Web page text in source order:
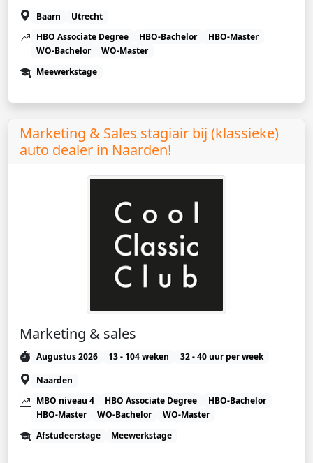
Baarn
Utrecht
HBO Associate Degree
HBO-Bachelor
HBO-Master
WO-Bachelor
WO-Master
Meewerkstage
Marketing & Sales stagiair bij (klassieke)
auto dealer in Naarden!
Marketing & sales
Augustus 2026 13 - 104 weken
32 - 40 uur per week
Naarden
MBO niveau 4
HBO Associate Degree
HBO-Bachelor
HBO-Master
WO-Bachelor
WO-Master
Afstudeerstage
Meewerkstage